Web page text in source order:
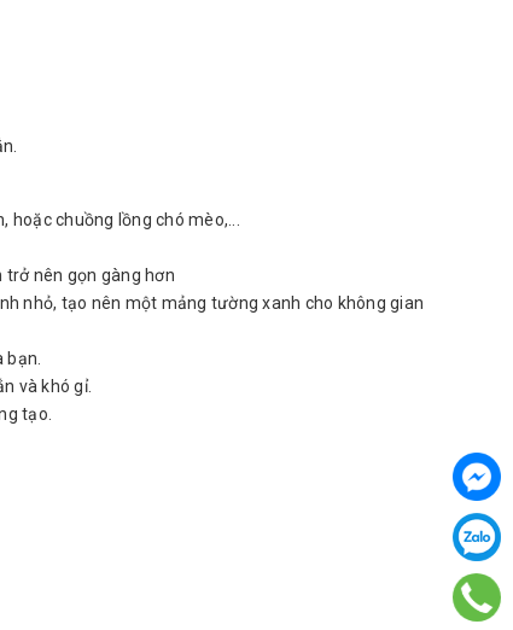
hoặc chuồng lồng chó mèo,...
trở nên gọn gàng hơn
nhỏ, tạo nên một mảng tường xanh cho không gian
bạn.
và khó gỉ.
tạo.